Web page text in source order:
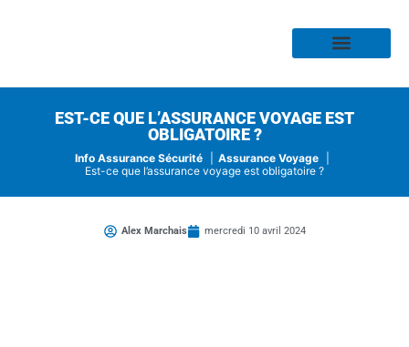
EST-CE QUE L’ASSURANCE VOYAGE EST
OBLIGATOIRE ?
Info Assurance Sécurité
Assurance Voyage
Est-ce que l’assurance voyage est obligatoire ?
Alex Marchais mercredi 10 avril 2024